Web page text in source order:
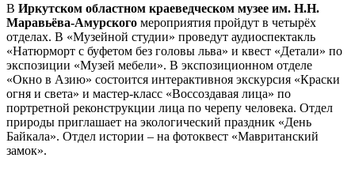
В Иркутском областном краеведческом музее им. Н.Н.
Маравьёва-Амурского мероприятия пройдут в четырёх
отделах. В «Музейной студии» проведут аудиоспектакль
«Натюрморт с буфетом без головы льва» и квест «Детали» по
экспозиции «Музей мебели». В экспозиционном отделе
«Окно в Азию» состоится интерактивноя экскурсия «Краски
огня и света» и мастер-класс «Воссоздавая лица» по
портретной реконструкции лица по черепу человека. Отдел
природы приглашает на экологический праздник «День
Байкала». Отдел истории – на фотоквест «Мавританский
замок».